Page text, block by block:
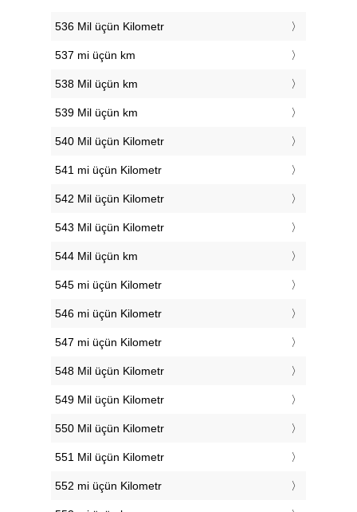
536 Mil üçün Kilometr
537 mi üçün km
538 Mil üçün km
539 Mil üçün km
540 Mil üçün Kilometr
541 mi üçün Kilometr
542 Mil üçün Kilometr
543 Mil üçün Kilometr
544 Mil üçün km
545 mi üçün Kilometr
546 mi üçün Kilometr
547 mi üçün Kilometr
548 Mil üçün Kilometr
549 Mil üçün Kilometr
550 Mil üçün Kilometr
551 Mil üçün Kilometr
552 mi üçün Kilometr